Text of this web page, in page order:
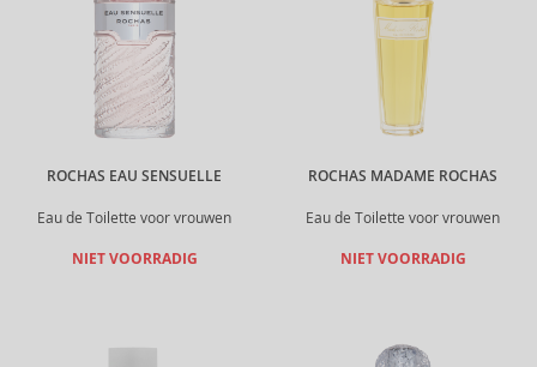
ROCHAS EAU SENSUELLE
Eau de Toilette voor vrouwen
NIET VOORRADIG
ROCHAS MADAME ROCHAS
Eau de Toilette voor vrouwen
NIET VOORRADIG